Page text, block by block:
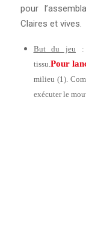
pour
Claires et vives.
But du jeu :
tissu. Pour
milieu (1).
exécuter le